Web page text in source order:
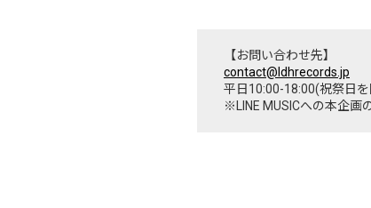
【お問い合わせ先】
contact@ldhrecords.jp
平日10:00-18:00(祝祭日
※LINE MUSICへの本企画